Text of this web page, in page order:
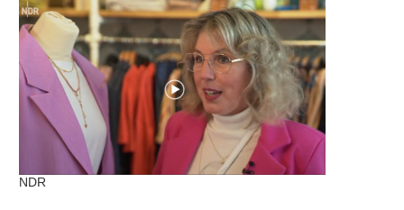
NDR